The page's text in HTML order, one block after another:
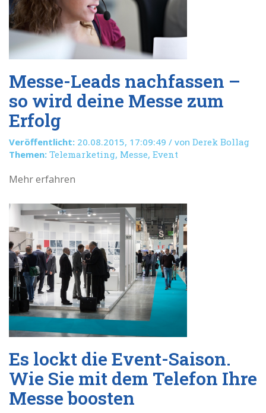
Messe-Leads nachfassen –
so wird deine Messe zum
Erfolg
Veröffentlicht: 20.08.2015, 17:09:49 / von Derek Bollag
Themen: Telemarketing, Messe, Event
Mehr erfahren
Es lockt die Event-Saison.
Wie Sie mit dem Telefon Ihre
Messe boosten